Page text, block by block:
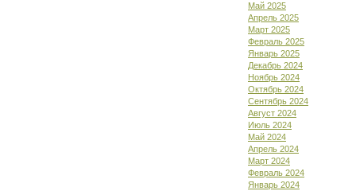
Май 2025
Апрель 2025
Март 2025
Февраль 2025
Январь 2025
Декабрь 2024
Ноябрь 2024
Октябрь 2024
Сентябрь 2024
Август 2024
Июль 2024
Май 2024
Апрель 2024
Март 2024
Февраль 2024
Январь 2024